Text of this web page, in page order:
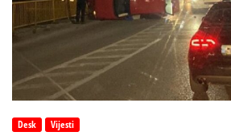
Desk Vijesti